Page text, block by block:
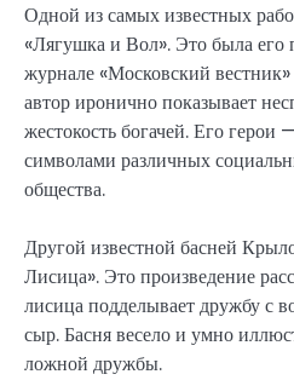
Одной из самых известных
«Лягушка и Вол». Это была его
журнале «Московский
автор иронично показывает
жестокость богачей. Его
символами различных
общества.
Другой известной басней
Лисица». Это произведение
лисица подделывает дружбу с
сыр. Басня весело и умно
ложной дружбы.